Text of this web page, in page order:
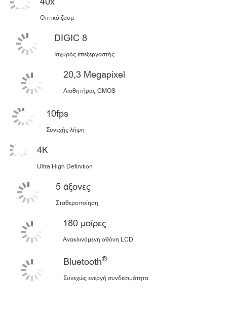
Οπτικό ζουμ
DIGIC 8
Ισχυρός επεξεργαστής
20,3 Megapixel
Αισθητήρας CMOS
10fps
Συνεχής λήψη
4K
Ultra High Definition
5 άξονες
Σταθεροποίηση
180 μοίρες
Ανακλινόμενη οθόνη LCD
Bluetooth®
Συνεχώς ενεργή συνδεσιμότητα